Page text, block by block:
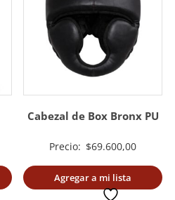
Cabezal de Box Bronx PU
Precio: $69.600,00
Agregar a mi lista